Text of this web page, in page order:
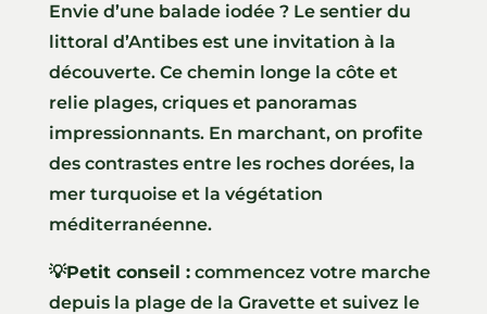
Envie d’une balade iodée ? Le sentier du
littoral d’Antibes est une invitation à la
découverte. Ce chemin longe la côte et
relie plages, criques et panoramas
impressionnants. En marchant, on profite
des contrastes entre les roches dorées, la
mer turquoise et la végétation
méditerranéenne.
💡Petit conseil :commencez votre marche
depuis la plage de la Gravette et suivez le